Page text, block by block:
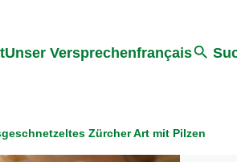
Unser Versprechenfrançais
Zürcher Art mit Pilzen